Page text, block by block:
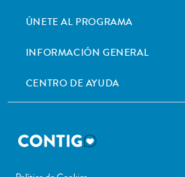
ÚNETE AL PROGRAMA
INFORMACIÓN GENERAL
CENTRO DE AYUDA